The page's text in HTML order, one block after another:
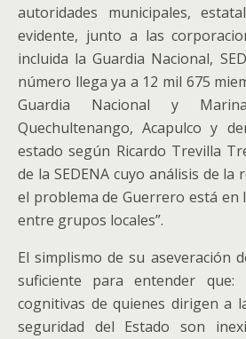
autoridades municipales,
evidente, junto a las
incluida la Guardia Nacional,
número llega ya a 12 mil 675
Guardia Nacional y
Quechultenango, Acapulco y
estado según Ricardo Trevilla
de la SEDENA cuyo análisis de la
el problema de Guerrero está en
entre grupos locales”.
El simplismo de su aseveración
suficiente para entender que:
cognitivas de quienes dirigen a
seguridad del Estado son